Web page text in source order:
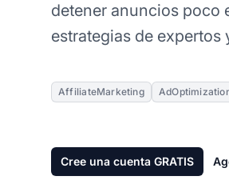
detener anuncios poco
estrategias de expertos
AffiliateMarketing
Cree una cuenta GRATIS